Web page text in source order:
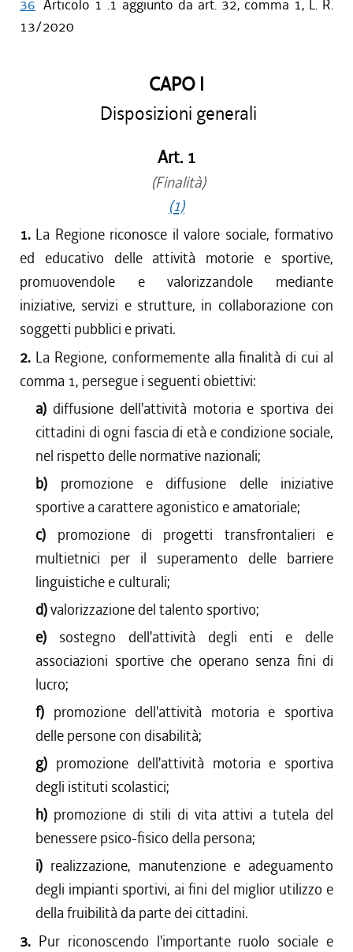
36 Articolo 1 .1 aggiunto da art. 32, comma 1, L. R.
13/2020
CAPO I
Disposizioni generali
Art. 1
(Finalità)
(1)
1. La Regione riconosce il valore sociale, formativo
ed educativo delle attività motorie e sportive,
promuovendole e valorizzandole mediante
iniziative, servizi e strutture, in collaborazione con
soggetti pubblici e privati.
2. La Regione, conformemente alla finalità di cui al
comma 1, persegue i seguenti obiettivi:
a) diffusione dell'attività motoria e sportiva dei
cittadini di ogni fascia di età e condizione sociale,
nel rispetto delle normative nazionali;
b) promozione e diffusione delle iniziative
sportive a carattere agonistico e amatoriale;
c) promozione di progetti transfrontalieri e
multietnici per il superamento delle barriere
linguistiche e culturali;
d)valorizzazione del talento sportivo;
e) sostegno dell'attività degli enti e delle
associazioni sportive che operano senza fini di
lucro;
f) promozione dell'attività motoria e sportiva
delle persone con disabilità;
g) promozione dell'attività motoria e sportiva
degli istituti scolastici;
h) promozione di stili di vita attivi a tutela del
benessere psico-fisico della persona;
i) realizzazione, manutenzione e adeguamento
degli impianti sportivi, ai fini del miglior utilizzo e
della fruibilità da parte dei cittadini.
3. Pur riconoscendo l'importante ruolo sociale e